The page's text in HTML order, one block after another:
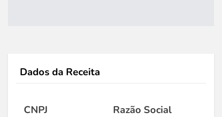
Dados da Receita
CNPJ Razão Social